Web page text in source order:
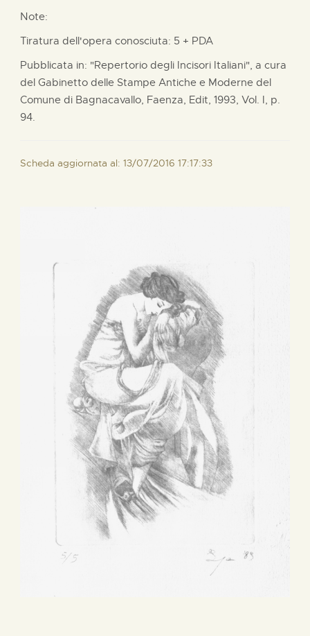
Note:
Tiratura dell'opera conosciuta: 5 + PDA
Pubblicata in: "Repertorio degli Incisori Italiani", a cura
del Gabinetto delle Stampe Antiche e Moderne del
Comune di Bagnacavallo, Faenza, Edit, 1993, Vol. I, p.
94.
Scheda aggiornata al: 13/07/2016 17:17:33